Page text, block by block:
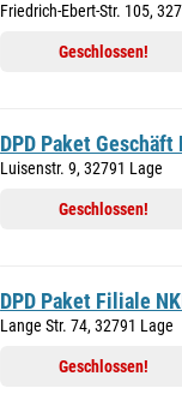
Friedrich-Ebert-Str. 105,
Geschlossen!
DPD Paket Geschäft
Luisenstr. 9, 32791 Lage
Geschlossen!
DPD Paket Filiale
Lange Str. 74, 32791 Lage
Geschlossen!